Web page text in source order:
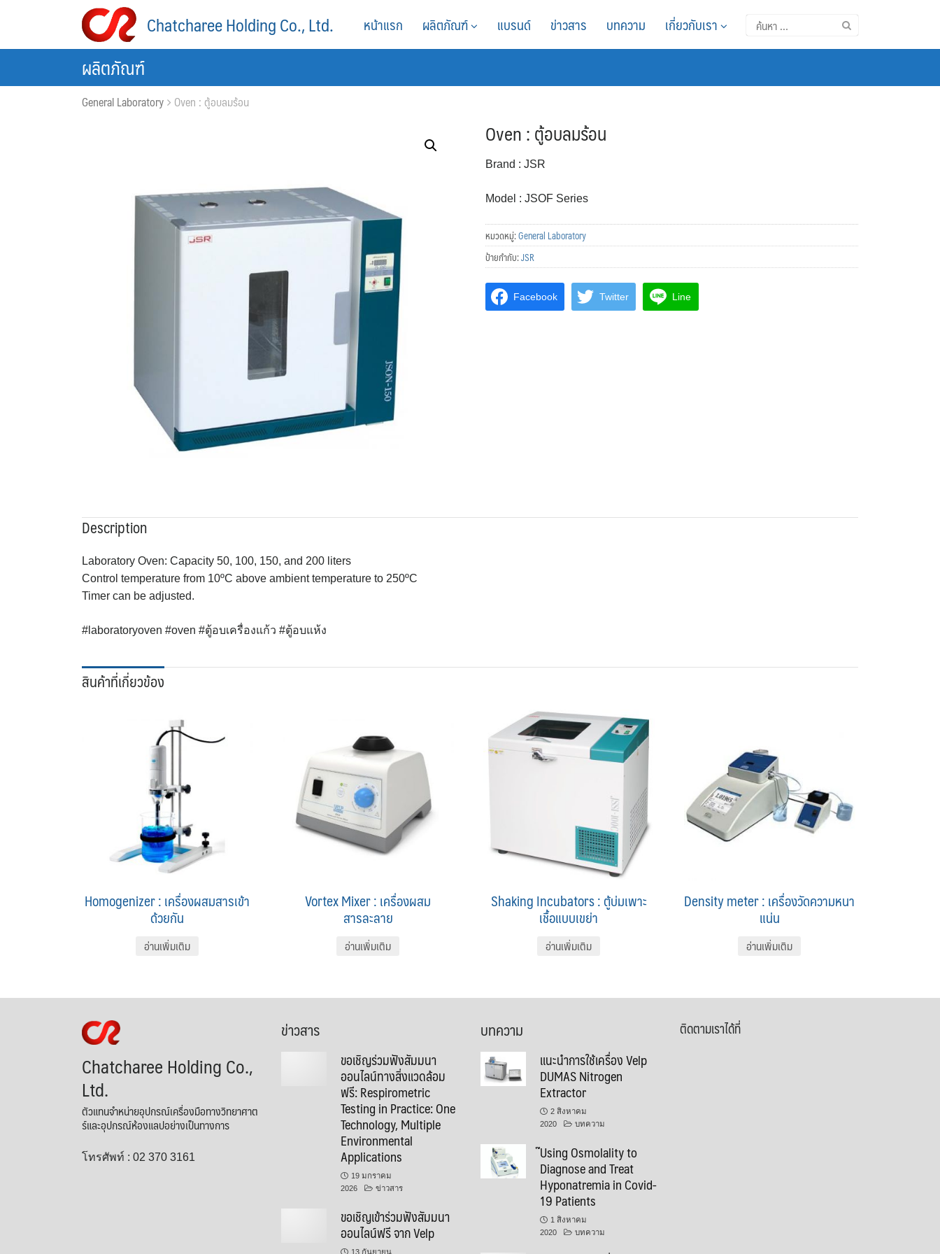
Chatcharee Holding Co., Ltd.
ค้นหา
สำหรับ:
หน้าแรก ผลิตภัณฑ์ แบรนด์ ข่าวสาร บทความ เกี่ยวกับเรา
ผลิตภัณฑ์
General Laboratory Oven : ตู้อบลมร้อน
Oven : ตู้อบลมร้อน
Brand : JSR
Model : JSOF Series
หมวดหมู่:General Laboratory
ป้ายกำกับ:JSR
Facebook Twitter Line
Description
Laboratory Oven: Capacity 50, 100, 150, and 200 liters
Control temperature from 10ºC above ambient temperature to 250ºC
Timer can be adjusted.
#laboratoryoven #oven #ตู้อบเครื่องแก้ว #ตู้อบแห้ง
สินค้าที่เกี่ยวข้อง
Homogenizer : เครื่องผสมสารเข้า
ด้วยกัน
อ่านเพิ่มเติม
Vortex Mixer : เครื่องผสม
สารละลาย
อ่านเพิ่มเติม
Shaking Incubators : ตู้บ่มเพาะ
เชื้อแบบเขย่า
อ่านเพิ่มเติม
Density meter : เครื่องวัดความหนา
แน่น
อ่านเพิ่มเติม
Chatcharee Holding Co.,
Ltd.
ตัวแทนจำหน่ายอุปกรณ์เครื่องมือทางวิทยาศาต
ร์และอุปกรณ์ห้องแลปอย่างเป็นทางการ
โทรศัพท์ : 02 370 3161
ข่าวสาร
ขอเชิญร่วมฟังสัมมนา
ออนไลน์ทางสิ่งแวดล้อม
ฟรี: Respirometric
Testing in Practice: One
Technology, Multiple
Environmental
Applications
19 มกราคม
2026
ข่าวสาร
ขอเชิญเข้าร่วมฟังสัมมนา
ออนไลน์ฟรี จาก Velp
13 กันยายน
บทความ
แนะนำการใช้เครื่อง Velp
DUMAS Nitrogen
Extractor
2 สิงหาคม
2020
บทความ
๊Using Osmolality to
Diagnose and Treat
Hyponatremia in Covid-
19 Patients
1 สิงหาคม
2020
บทความ
ติดตามเราได้ที่